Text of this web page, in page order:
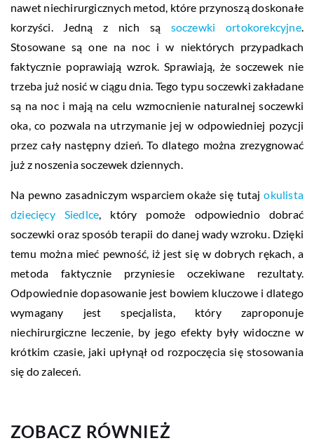
nawet niechirurgicznych metod, które przynoszą doskonałe
korzyści. Jedną z nich są soczewki ortokorekcyjne.
Stosowane są one na noc i w niektórych przypadkach
faktycznie poprawiają wzrok. Sprawiają, że soczewek nie
trzeba już nosić w ciągu dnia. Tego typu soczewki zakładane
są na noc i mają na celu wzmocnienie naturalnej soczewki
oka, co pozwala na utrzymanie jej w odpowiedniej pozycji
przez cały następny dzień. To dlatego można zrezygnować
już z noszenia soczewek dziennych.
Na pewno zasadniczym wsparciem okaże się tutajokulista
dziecięcy Siedlce, który pomoże odpowiednio dobrać
soczewki oraz sposób terapii do danej wady wzroku. Dzięki
temu można mieć pewność, iż jest się w dobrych rękach, a
metoda faktycznie przyniesie oczekiwane rezultaty.
Odpowiednie dopasowanie jest bowiem kluczowe i dlatego
wymagany jest specjalista, który zaproponuje
niechirurgiczne leczenie, by jego efekty były widoczne w
krótkim czasie, jaki upłynął od rozpoczęcia się stosowania
się do zaleceń.
ZOBACZ RÓWNIEŻ